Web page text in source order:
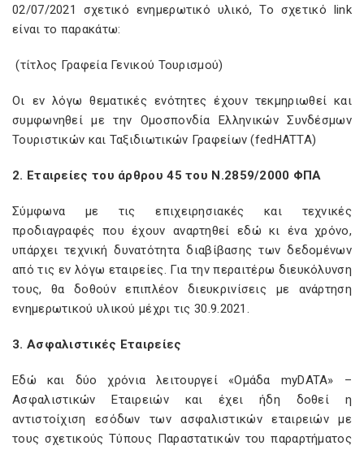
02/07/2021 σχετικό ενημερωτικό υλικό, Το σχετικό link
είναι το παρακάτω:
(τίτλος Γραφεία Γενικού Τουρισμού)
Οι εν λόγω θεματικές ενότητες έχουν τεκμηριωθεί και
συμφωνηθεί με την Ομοσπονδία Ελληνικών Συνδέσμων
Τουριστικών και Ταξιδιωτικών Γραφείων (fedHATTA)
2. Εταιρείες του άρθρου 45 του Ν.2859/2000 ΦΠΑ
Σύμφωνα με τις επιχειρησιακές και τεχνικές
προδιαγραφές που έχουν αναρτηθεί εδώ κι ένα χρόνο,
υπάρχει τεχνική δυνατότητα διαβίβασης των δεδομένων
από τις εν λόγω εταιρείες. Για την περαιτέρω διευκόλυνση
τους, θα δοθούν επιπλέον διευκρινίσεις με ανάρτηση
ενημερωτικού υλικού μέχρι τις 30.9.2021.
3. Ασφαλιστικές Εταιρείες
Εδώ και δύο χρόνια λειτουργεί «Ομάδα myDATA» –
Ασφαλιστικών Εταιρειών και έχει ήδη δοθεί η
αντιστοίχιση εσόδων των ασφαλιστικών εταιρειών με
τους σχετικούς Τύπους Παραστατικών του παραρτήματος